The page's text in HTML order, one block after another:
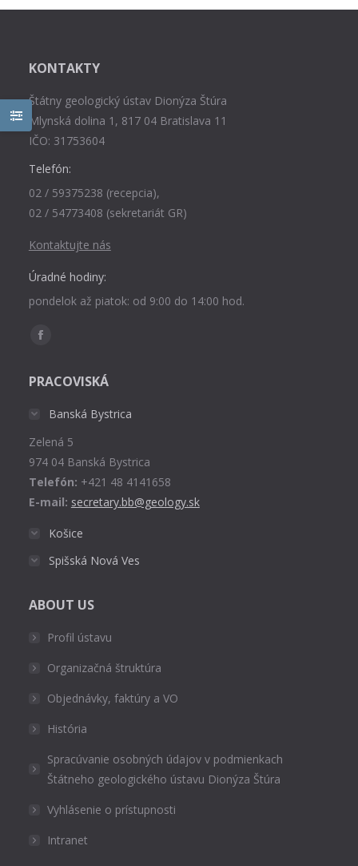
KONTAKTY
Štátny geologický ústav Dionýza Štúra
Mlynská dolina 1, 817 04 Bratislava 11
IČO: 31753604
Telefón:
02 / 59375238 (recepcia),
02 / 54773408 (sekretariát GR)
Kontaktujte nás
Úradné hodiny:
pondelok až piatok: od 9:00 do 14:00 hod.
Find us on:
Facebook
opens
window
PRACOVISKÁ
Banská Bystrica
Zelená 5
974 04 Banská Bystrica
Telefón: +421 48 4141658
E-mail: secretary.bb@geology.sk
Košice
Spišská Nová Ves
ABOUT US
Profil ústavu
Organizačná štruktúra
Objednávky, faktúry a VO
História
Spracúvanie osobných údajov v podmienkach
Štátneho geologického ústavu Dionýza Štúra
Vyhlásenie o prístupnosti
Intranet